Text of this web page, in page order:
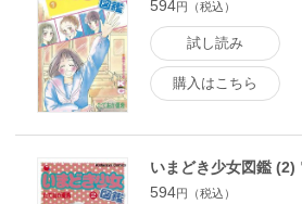
594円（税込）
試し読み
購入はこちら
いまどき少女図鑑 (2)
594円（税込）